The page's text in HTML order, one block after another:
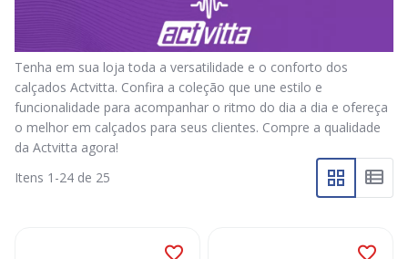
Tenha em sua loja toda a versatilidade e o conforto dos
calçados Actvitta. Confira a coleção que une estilo e
funcionalidade para acompanhar o ritmo do dia a dia e ofereça
o melhor em calçados para seus clientes. Compre a qualidade
da Actvitta agora!
Itens 1 -24 de 25